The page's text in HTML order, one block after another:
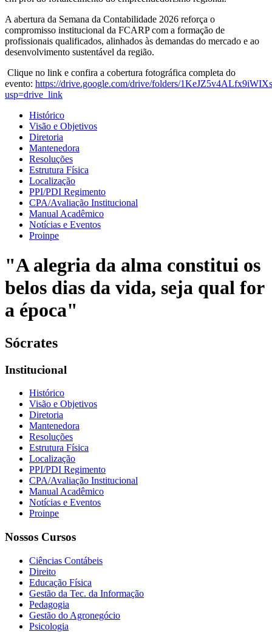
A abertura da Semana da Contabilidade 2026 reforça o
compromisso institucional da FCARP com a formação de
profissionais qualificados, alinhados às demandas do mercado e ao
desenvolvimento sustentável da região.
Clique no link e confira a cobertura fotográfica completa do
evento: https://drive.google.com/drive/folders/
usp=drive_link
Histórico
Visão e Objetivos
Diretoria
Mantenedora
Resoluções
Estrutura Física
Localização
PPI/PDI Regimento
CPA/Avaliação Institucional
Manual Acadêmico
Notícias e Eventos
Proinpe
"A alegria da alma constitui os
belos dias da vida, seja qual for
a época"
Sócrates
Institucional
Histórico
Visão e Objetivos
Diretoria
Mantenedora
Resoluções
Estrutura Física
Localização
PPI/PDI Regimento
CPA/Avaliação Institucional
Manual Acadêmico
Notícias e Eventos
Proinpe
Nossos Cursos
Ciências Contábeis
Direito
Educação Física
Gestão da Tec. da Informação
Pedagogia
Gestão do Agronegócio
Psicologia